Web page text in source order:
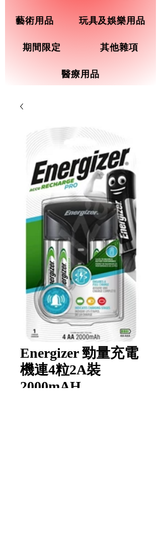
藝術用品 玩具及娛樂用品
期間限定 其他雜項
醫療用品
Energizer 勁量充電
機連4粒2A裝
2000mAH